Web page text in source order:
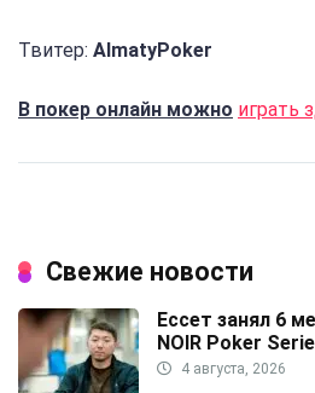
Твитер: AlmatyPoker
В покер онлайн можно играть
Свежие новости
Ессет занял 6
NOIR Poker
4 августа, 2026